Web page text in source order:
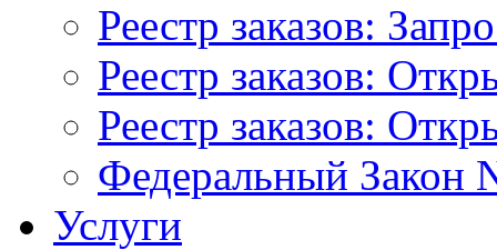
Реестр заказов:
Реестр заказов:
Реестр заказов:
Федеральный Закон
Услуги